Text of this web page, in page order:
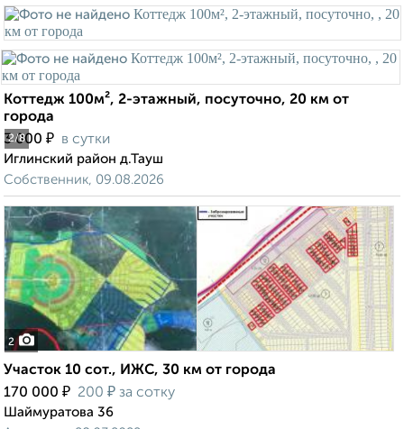
2/8
Коттедж 100м², 2-этажный, посуточно, 20 км от
города
3 000 ₽ в сутки
Иглинский район д.Тауш
Собственник, 09.08.2026
2
Участок 10 сот., ИЖС, 30 км от города
170 000 ₽ 200 ₽ за сотку
Шаймуратова 36